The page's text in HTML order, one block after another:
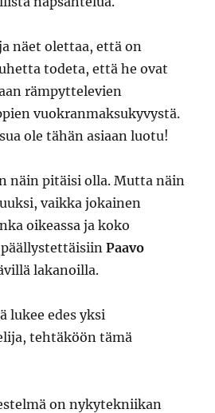
näet olettaa, että on
todeta, että he ovat
rämpyttelevien
vuokranmaksukyvystä.
ole tähän asiaan luotu!
näin pitäisi olla. Mutta näin
vaikka jokainen
oikeassa ja koko
Paavo
lakanoilla.
lukee edes yksi
tehtäköön tämä
on nykytekniikan